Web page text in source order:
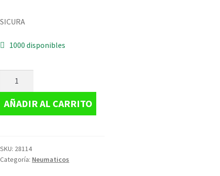
SICURA
1000 disponibles
AÑADIR AL CARRITO
SKU: 28114
Categoría: Neumaticos